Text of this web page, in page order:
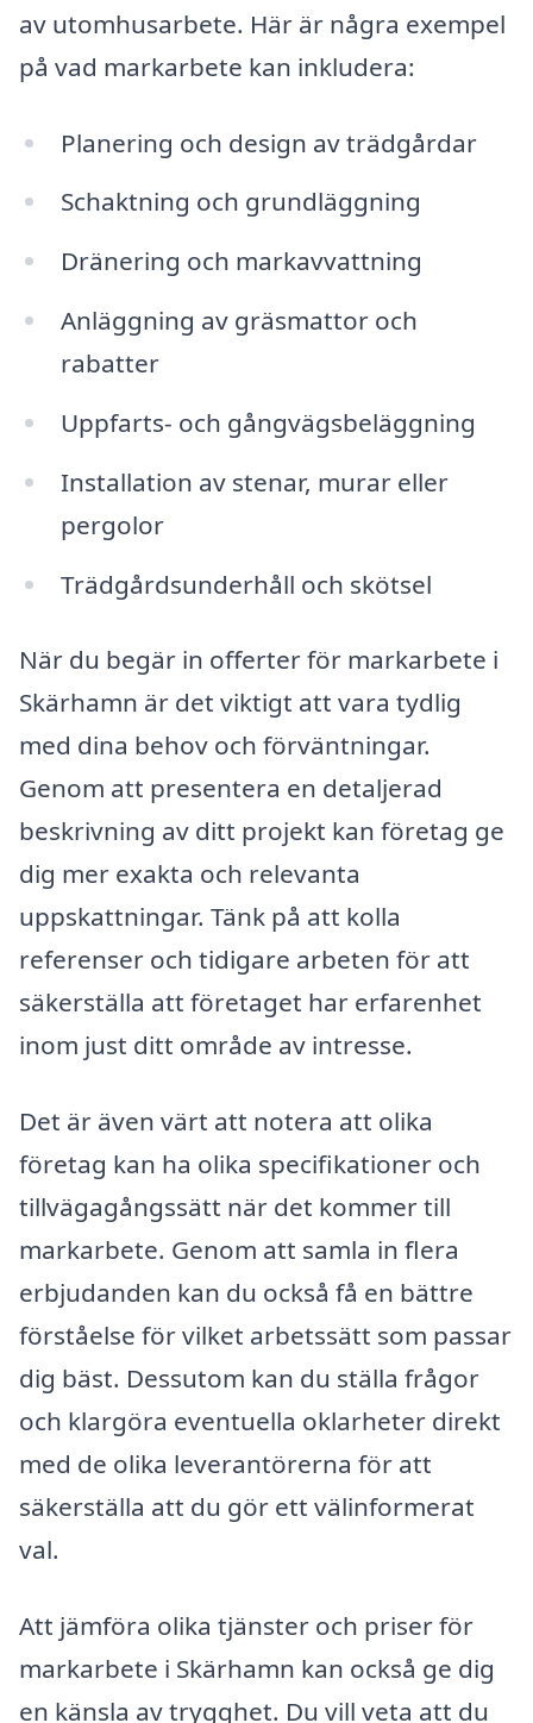
av utomhusarbete. Här är några exempel
på vad markarbete kan inkludera:
Planering och design av trädgårdar
Schaktning och grundläggning
Dränering och markavvattning
Anläggning av gräsmattor och
rabatter
Uppfarts- och gångvägsbeläggning
Installation av stenar, murar eller
pergolor
Trädgårdsunderhåll och skötsel
När du begär in offerter för markarbete i
Skärhamn är det viktigt att vara tydlig
med dina behov och förväntningar.
Genom att presentera en detaljerad
beskrivning av ditt projekt kan företag ge
dig mer exakta och relevanta
uppskattningar. Tänk på att kolla
referenser och tidigare arbeten för att
säkerställa att företaget har erfarenhet
inom just ditt område av intresse.
Det är även värt att notera att olika
företag kan ha olika specifikationer och
tillvägagångssätt när det kommer till
markarbete. Genom att samla in flera
erbjudanden kan du också få en bättre
förståelse för vilket arbetssätt som passar
dig bäst. Dessutom kan du ställa frågor
och klargöra eventuella oklarheter direkt
med de olika leverantörerna för att
säkerställa att du gör ett välinformerat
val.
Att jämföra olika tjänster och priser för
markarbete i Skärhamn kan också ge dig
en känsla av trygghet. Du vill veta att du